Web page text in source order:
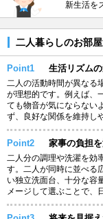
新生活を
二人暮らしのお部
Point1 生活リズム
二人の活動時間が異なる
が理想的です。例えば、
ても物音が気にならない
ず、良好な関係を維持し
Point2 家事の負担
二人分の調理や洗濯を効
す。二人が同時に並べる
い独立洗面台、十分な容
メージして選ぶことで、